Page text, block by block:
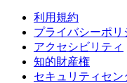
利用規約
プライバシーポリ
アクセシビリティ
知的財産権
セキュリティセン